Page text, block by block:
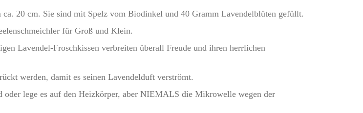
ca. 20 cm. Sie sind mit Spelz vom Biodinkel und 40 Gramm Lavendelblüten gefüllt.
für Groß und Klein.
Lavendel-Froschkissen verbreiten überall Freude und ihren herrlichen
werden, damit es seinen Lavendelduft verströmt.
oder lege es auf den Heizkörper, aber NIEMALS die Mikrowelle wegen der